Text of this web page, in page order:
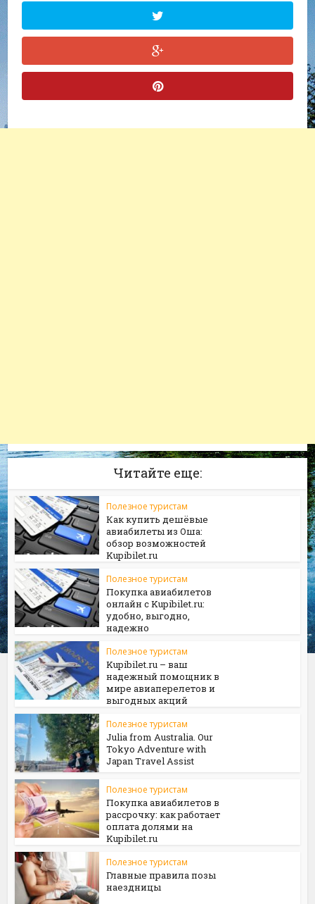
Читайте еще:
Полезное туристам
Как купить дешёвые
авиабилеты из Оша:
обзор возможностей
Kupibilet.ru
Полезное туристам
Покупка авиабилетов
онлайн с Kupibilet.ru:
удобно, выгодно,
надежно
Полезное туристам
Kupibilet.ru – ваш
надежный помощник в
мире авиаперелетов и
выгодных акций
Полезное туристам
Julia from Australia. Our
Tokyo Adventure with
Japan Travel Assist
Полезное туристам
Покупка авиабилетов в
рассрочку: как работает
оплата долями на
Kupibilet.ru
Полезное туристам
Главные правила позы
наездницы